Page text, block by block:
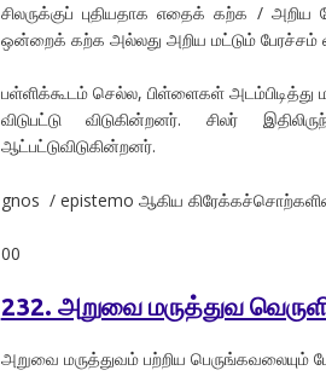
சிலருக்குப் புதியதாக எதைக் கற்க / அறிய
ஒன்றைக் கற்க அல்லது அறிய மட்டும் பேரச்சம்
பள்ளிக்கூடம் செல்ல, பிள்ளைகள் அடம்பிடித்து
விடுபட்டு விடுகின்றனர். சிலர்
ஆட்பட்டுவிடுகின்றனர்.
gnos / epistemo ஆகிய
00
232. அறுவை மருத்துவ
அறுவை மருத்துவம் பற்றிய பெருங்கவலையும்